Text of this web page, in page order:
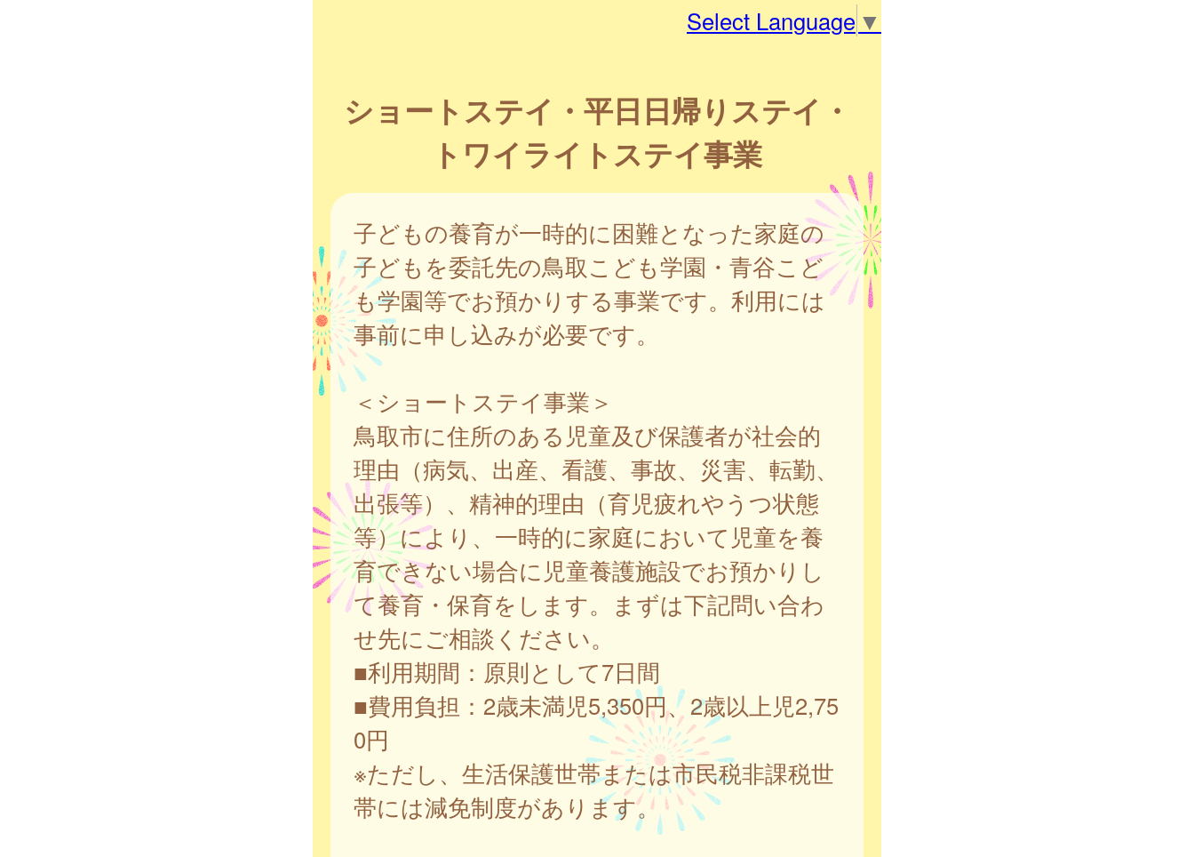
Select Language ▼
ショートステイ・平日日帰りステイ・
トワイライトステイ事業
子どもの養育が一時的に困難となった家庭の
子どもを委託先の鳥取こども学園・青谷こど
も学園等でお預かりする事業です。利用には
事前に申し込みが必要です。
＜ショートステイ事業＞
鳥取市に住所のある児童及び保護者が社会的
理由（病気、出産、看護、事故、災害、転勤、
出張等）、精神的理由（育児疲れやうつ状態
等）により、一時的に家庭において児童を養
育できない場合に児童養護施設でお預かりし
て養育・保育をします。まずは下記問い合わ
せ先にご相談ください。
■利用期間：原則として7日間
■費用負担：2歳未満児5,350円、2歳以上児2,75
0円
※ただし、生活保護世帯または市民税非課税世
帯には減免制度があります。